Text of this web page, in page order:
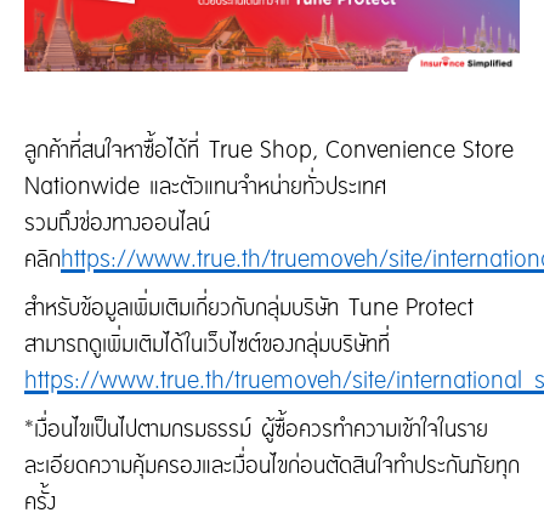
ลูกค้าที่สนใจหาซื้อได้ที่ True Shop, Convenience Store
Nationwide และตัวแทนจำหน่ายทั่วประเทศ
รวมถึงช่องทางออนไลน์
คลิกhttps://www.true.th/truemoveh/site/
สำหรับข้อมูลเพิ่มเติมเกี่ยวกับกลุ่มบริษัท Tune Protect
สามารถดูเพิ่มเติมได้ในเว็บไซต์ของกลุ่มบริษัทที่
https://www.true.th/truemoveh/site/
*เงื่อนไขเป็นไปตามกรมธรรม์ ผู้ซื้อควรทำความเข้าใจในราย
ละเอียดความคุ้มครองและเงื่อนไขก่อนตัดสินใจทำประกันภัยทุก
ครั้ง